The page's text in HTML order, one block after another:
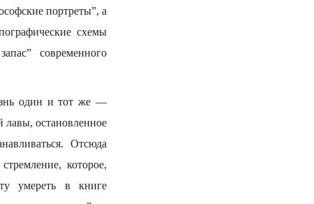
портреты”, а
схемы
современного
один и тот же —
остановленное
Отсюда
которое,
умереть в книге